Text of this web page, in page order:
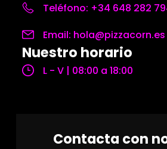
Teléfono: +34 648 282
Email: hola@pizzacorn.es
Nuestro horario
L - V | 08:00 a 18:00
Contacta con